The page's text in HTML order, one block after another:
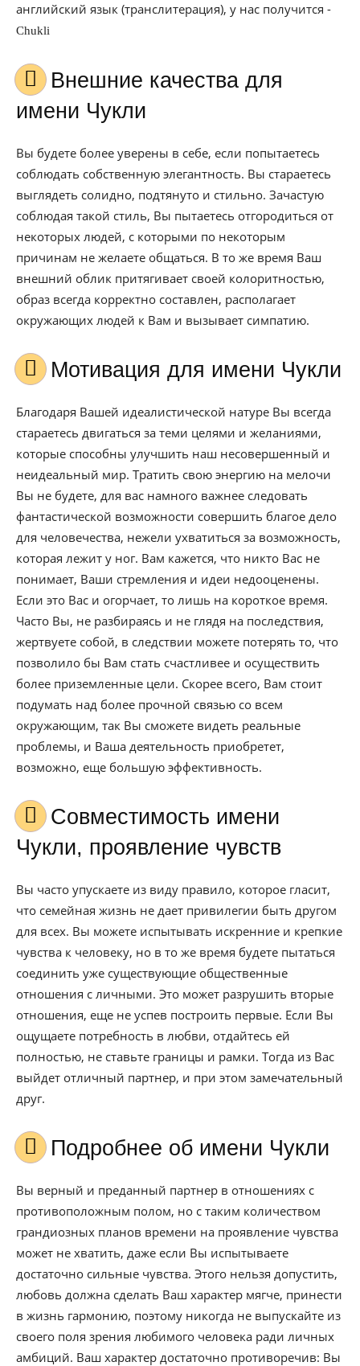
английский язык (транслитерация), у нас получится -
Chukli
Внешние качества для
имени Чукли
Вы будете более уверены в себе, если попытаетесь
соблюдать собственную элегантность. Вы стараетесь
выглядеть солидно, подтянуто и стильно. Зачастую
соблюдая такой стиль, Вы пытаетесь отгородиться от
некоторых людей, с которыми по некоторым
причинам не желаете общаться. В то же время Ваш
внешний облик притягивает своей колоритностью,
образ всегда корректно составлен, располагает
окружающих людей к Вам и вызывает симпатию.
Мотивация для имени Чукли
Благодаря Вашей идеалистической натуре Вы всегда
стараетесь двигаться за теми целями и желаниями,
которые способны улучшить наш несовершенный и
неидеальный мир. Тратить свою энергию на мелочи
Вы не будете, для вас намного важнее следовать
фантастической возможности совершить благое дело
для человечества, нежели ухватиться за возможность,
которая лежит у ног. Вам кажется, что никто Вас не
понимает, Ваши стремления и идеи недооценены.
Если это Вас и огорчает, то лишь на короткое время.
Часто Вы, не разбираясь и не глядя на последствия,
жертвуете собой, в следствии можете потерять то, что
позволило бы Вам стать счастливее и осуществить
более приземленные цели. Скорее всего, Вам стоит
подумать над более прочной связью со всем
окружающим, так Вы сможете видеть реальные
проблемы, и Ваша деятельность приобретет,
возможно, еще большую эффективность.
Совместимость имени
Чукли, проявление чувств
Вы часто упускаете из виду правило, которое гласит,
что семейная жизнь не дает привилегии быть другом
для всех. Вы можете испытывать искренние и крепкие
чувства к человеку, но в то же время будете пытаться
соединить уже существующие общественные
отношения с личными. Это может разрушить вторые
отношения, еще не успев построить первые. Если Вы
ощущаете потребность в любви, отдайтесь ей
полностью, не ставьте границы и рамки. Тогда из Вас
выйдет отличный партнер, и при этом замечательный
друг.
Подробнее об имени Чукли
Вы верный и преданный партнер в отношениях с
противоположным полом, но с таким количеством
грандиозных планов времени на проявление чувства
может не хватить, даже если Вы испытываете
достаточно сильные чувства. Этого нельзя допустить,
любовь должна сделать Ваш характер мягче, принести
в жизнь гармонию, поэтому никогда не выпускайте из
своего поля зрения любимого человека ради личных
амбиций. Ваш характер достаточно противоречив: Вы